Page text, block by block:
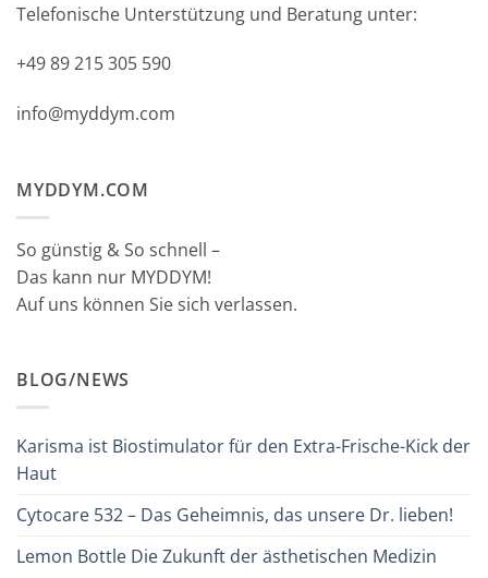
Telefonische Unterstützung und Beratung unter:
+49 89 215 305 590
info@myddym.com
MYDDYM.COM
So günstig & So schnell –
Das kann nur MYDDYM!
Auf uns können Sie sich verlassen.
BLOG/NEWS
Karisma ist Biostimulator für den Extra-Frische-Kick der
Haut
Cytocare 532 – Das Geheimnis, das unsere Dr. lieben!
Lemon Bottle Die Zukunft der ästhetischen Medizin